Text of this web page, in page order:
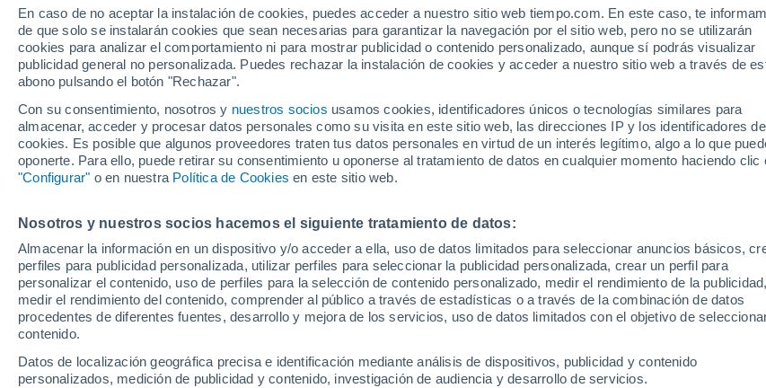
En caso de no aceptar la instalación de cookies, puedes acceder a nuestro sitio web tiempo.com. En este caso, te
de que solo se instalarán cookies que sean necesarias para garantizar la navegación por el sitio web, pero no se utilizarán
cookies para analizar el comportamiento ni para mostrar publicidad o contenido personalizado, aunque sí podrás visualizar
publicidad general no personalizada. Puedes rechazar la instalación de cookies y acceder a nuestro sitio web a través de
abono pulsando el botón "Rechazar".
Con su consentimiento, nosotros y nuestros socios usamos cookies, identificadores únicos o tecnologías similares para
almacenar, acceder y procesar datos personales como su visita en este sitio web, las direcciones IP y los identificadores de
cookies. Es posible que algunos proveedores traten tus datos personales en virtud de un interés legítimo, algo a lo que
oponerte. Para ello, puede retirar su consentimiento u oponerse al tratamiento de datos en cualquier momento haciendo clic
"Configurar" o en nuestra Política de Cookies en este sitio web.
Nosotros y nuestros socios hacemos el siguiente tratamiento de datos:
Almacenar la información en un dispositivo y/o acceder a ella, uso de datos limitados para seleccionar anuncios básicos,
perfiles para publicidad personalizada, utilizar perfiles para seleccionar la publicidad personalizada, crear un perfil para
personalizar el contenido, uso de perfiles para la selección de contenido personalizado, medir el rendimiento de la publicidad,
medir el rendimiento del contenido, comprender al público a través de estadísticas o a través de la combinación de datos
procedentes de diferentes fuentes, desarrollo y mejora de los servicios, uso de datos limitados con el objetivo de
contenido.
Datos de localización geográfica precisa e identificación mediante análisis de dispositivos, publicidad y contenido
personalizados, medición de publicidad y contenido, investigación de audiencia y desarrollo de servicios.
Parte de nieve hoy
Pistas por dificultad 0 7 15 8
Kilómetros esquiables 0 / 26
Remontes 0 / 12
Espesor de nieve en la base 0 cm
Espesor de nieve en la parte superior -
Webcams en Rifflsee - Pitztal